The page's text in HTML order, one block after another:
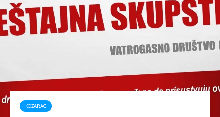
KOZARAC